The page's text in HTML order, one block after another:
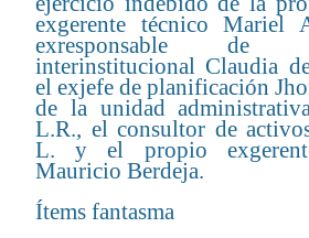
exgerente técnico Mariel
exresponsable de
interinstitucional Claudia
el exjefe de planificación
de la unidad
L.R., el consultor de
L. y el propio
Mauricio Berdeja.
Ítems fantasma